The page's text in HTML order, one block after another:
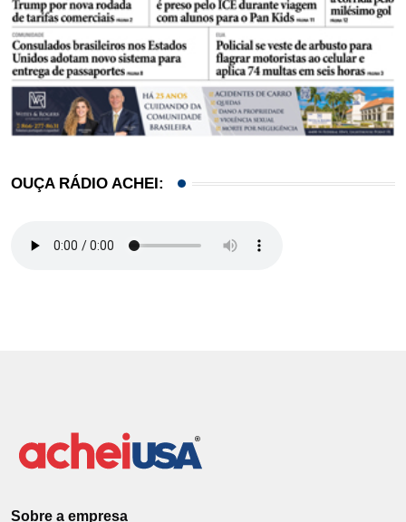
OUÇA RÁDIO ACHEI:
Sobre a empresa